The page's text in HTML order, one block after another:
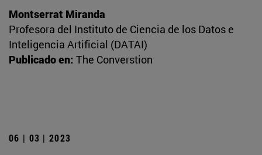
Montserrat Miranda
Profesora del Instituto de Ciencia de los Datos e
Inteligencia Artificial (DATAI)
Publicado en: The Converstion
06 | 03 | 2023